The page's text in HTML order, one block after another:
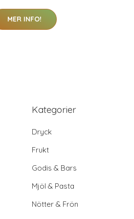
MER INFO!
Kategorier
Dryck
Frukt
Godis & Bars
Mjöl & Pasta
Nötter & Frön